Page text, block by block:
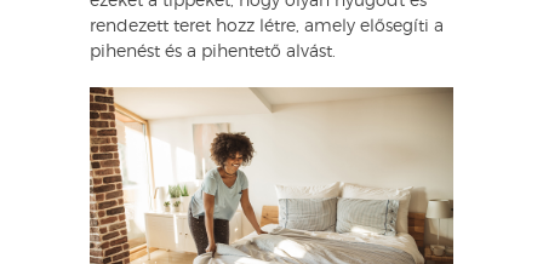
rendezett teret hozz létre, amely elősegíti a
pihenést és a pihentető alvást.